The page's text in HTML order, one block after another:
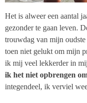
Het is alweer een aantal
gezonder te gaan leven.
trouwdag van mijn
toen niet gelukt om mijn
ik mij veel lekkerder in
ik het niet opbrengen
integendeel, ik verviel